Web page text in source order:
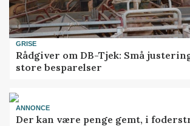
GRISE
Rådgiver om DB-Tjek: Små
store besparelser
ANNONCE
Der kan være penge gemt, i